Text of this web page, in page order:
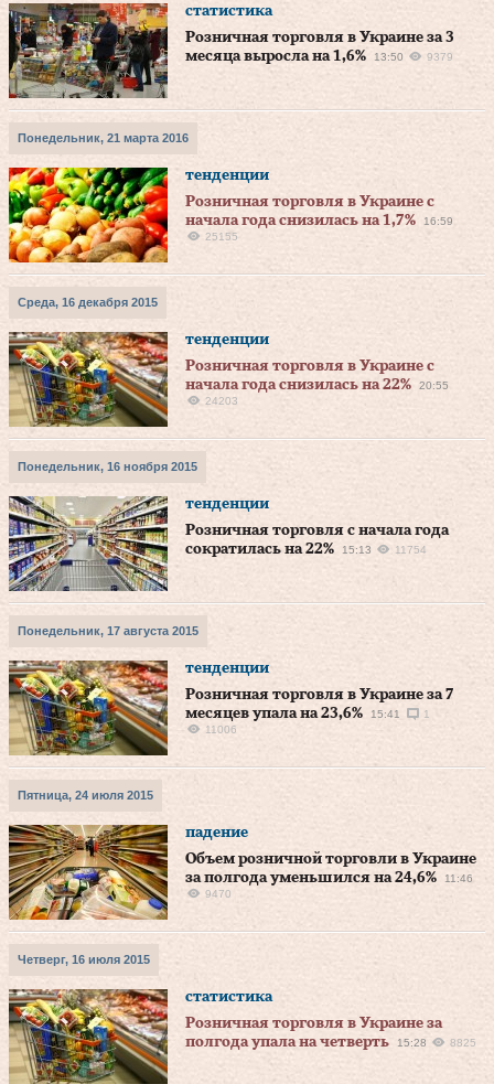
статистика
Розничная торговля в Украине за 3
месяца выросла на 1,6%
13:50 9379
Понедельник, 21 марта 2016
тенденции
Розничная торговля в Украине с
начала года снизилась на 1,7%
16:59
25155
Среда, 16 декабря 2015
тенденции
Розничная торговля в Украине с
начала года снизилась на 22%
20:55
24203
Понедельник, 16 ноября 2015
тенденции
Розничная торговля с начала года
сократилась на 22%
15:13 11754
Понедельник, 17 августа 2015
тенденции
Розничная торговля в Украине за 7
месяцев упала на 23,6%
15:41
1
11006
Пятница, 24 июля 2015
падение
Объем розничной торговли в Украине
за полгода уменьшился на 24,6%
11:46
9470
Четверг, 16 июля 2015
статистика
Розничная торговля в Украине за
полгода упала на четверть
15:28 8825